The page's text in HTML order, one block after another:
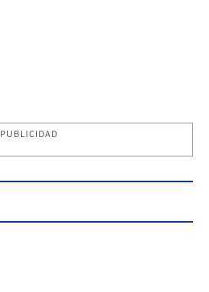
PUBLICIDAD